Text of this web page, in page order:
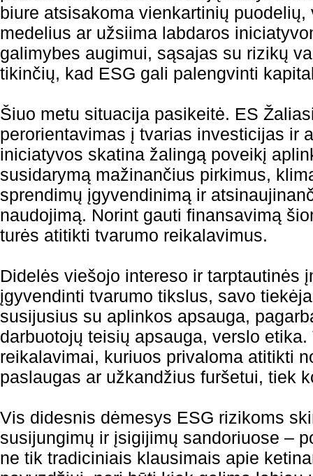
biure atsisakoma vienkartinių
medelius ar užsiima labdaros
galimybes augimui, sąsajas su rizikų
tikinčių, kad ESG gali palengvinti
Šiuo metu situacija pasikeitė. ES
perorientavimas į tvarias investicijas ir
iniciatyvos skatina žalingą poveikį
susidarymą mažinančius pirkimus,
sprendimų įgyvendinimą ir
naudojimą. Norint gauti finansavimą
turės atitikti tvarumo reikalavimus.
Didelės viešojo intereso ir tarptautinės
įgyvendinti tvarumo tikslus, savo
susijusius su aplinkos apsauga,
darbuotojų teisių apsauga, verslo etika.
reikalavimai, kuriuos privaloma atitikti
paslaugas ar užkandžius furšetui, tiek
Vis didesnis dėmesys ESG rizikoms
susijungimų ir įsigijimų sandoriuose –
ne tik tradiciniais klausimais apie